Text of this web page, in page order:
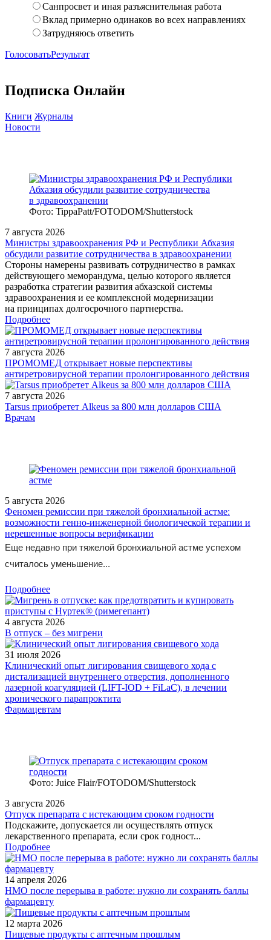
Санпросвет и иная разъяснительная работа
Вклад примерно одинаков во всех направлениях
Затрудняюсь ответить
ГолосоватьРезультат
Подписка Онлайн
Книги Журналы
Новости
Фото: TippaPatt/FOTODOM/Shutterstock
7 августа 2026
Министры здравоохранения РФ и Республики Абхазия
обсудили развитие сотрудничества в здравоохранении
Стороны намерены развивать сотрудничество в рамках
действующего меморандума, целью которого является
разработка стратегии развития абхазской системы
здравоохранения и ее комплексной модернизации
на принципах долгосрочного партнерства.
Подробнее
7 августа 2026
ПРОМОМЕД открывает новые перспективы
антиретровирусной терапии пролонгированного действия
7 августа 2026
Tarsus приобретет Alkeus за 800 млн долларов США
/legislation/other/Prikaz-Ministerstva-zdravookhraneniya-
Врачам
5 августа 2026
Феномен ремиссии при тяжелой бронхиальной астме:
возможности генно-инженерной биологической терапии и
нерешенные вопросы верификации
Еще недавно при тяжелой бронхиальной астме успехом
считалось уменьшение...
Подробнее
4 августа 2026
В отпуск – без мигрени
31 июля 2026
Клинический опыт лигирования свищевого хода с
дистализацией внутреннего отверстия, дополненного
лазерной коагуляцией (LIFT-IOD + FiLaC), в лечении
хронического парапроктита
Фармацевтам
Фото: Juice Flair/FOTODOM/Shutterstoсk
3 августа 2026
Отпуск препарата с истекающим сроком годности
Подскажите, допускается ли осуществлять отпуск
лекарственного препарата, если срок годност...
Подробнее
14 апреля 2026
НМО после перерыва в работе: нужно ли сохранять баллы
фармацевту
12 марта 2026
Пищевые продукты с аптечным прошлым